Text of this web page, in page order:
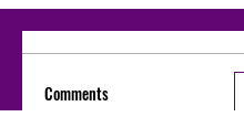
Comments